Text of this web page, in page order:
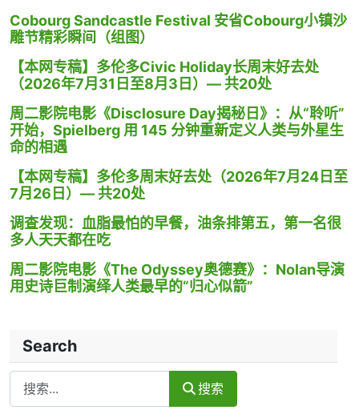
Cobourg Sandcastle Festival 安省Cobourg小镇沙
雕节精彩瞬间（组图）
【本网专稿】多伦多Civic Holiday长周末好去处
（2026年7月31日至8月3日）— 共20处
周二影院电影《Disclosure Day揭秘日》：从“聆听”
开始，Spielberg 用 145 分钟重新定义人类与外星生
命的相遇
【本网专稿】多伦多周末好去处（2026年7月24日至
7月26日）— 共20处
调查发现：血脂最怕的早餐，油条排第五，第一名很
多人天天都在吃
周二影院电影《The Odyssey奥德赛》：Nolan导演
用史诗巨制演绎人类最早的“归心似箭”
Search
Search
搜索